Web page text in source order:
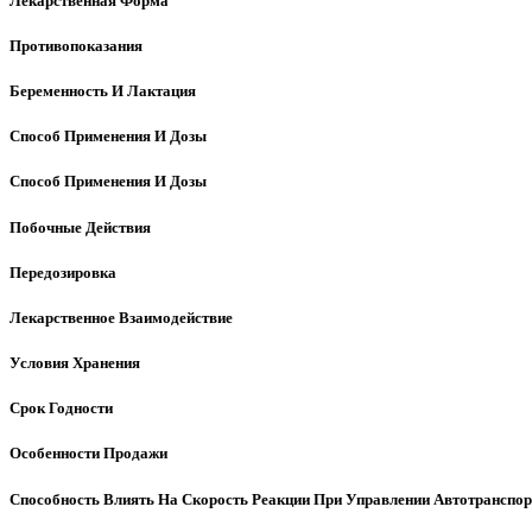
Противопоказания
Беременность И Лактация
Способ Применения И Дозы
Способ Применения И Дозы
Побочные Действия
Передозировка
Лекарственное Взаимодействие
Условия Хранения
Срок Годности
Особенности Продажи
Способность Влиять На Скорость Реакции При Управлении